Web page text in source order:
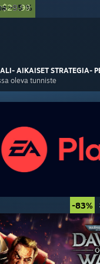
$29.99
-95 %
AIKAISET STRATEGIA-
oleva tunniste
-83%